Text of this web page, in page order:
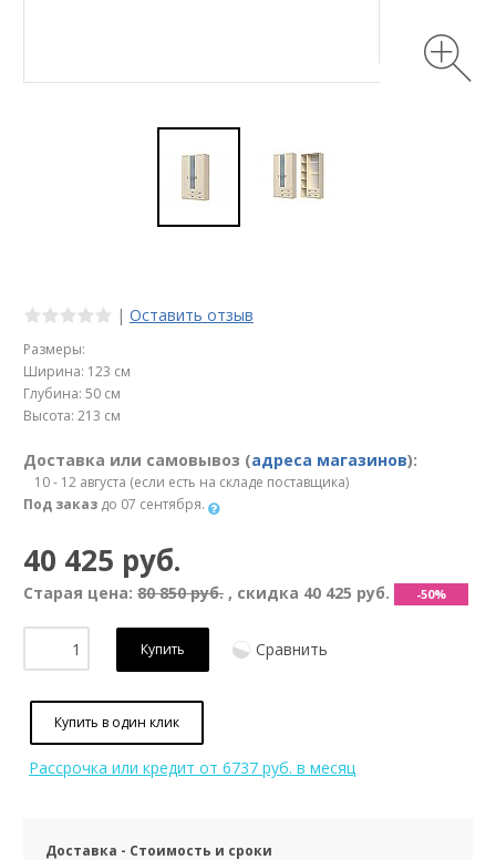
| Оставить отзыв
Размеры:
Ширина: 123 см
Глубина: 50 см
Высота: 213 см
Доставка или самовывоз (адреса магазинов):
10 - 12 августа (если есть на складе поставщика)
Под заказ до 07 сентября.
40 425 руб.
Старая цена: 80 850 руб. , скидка 40 425 руб. -50%
Купить Сравнить
Купить в один клик
Рассрочка или кредит от 6737 руб. в месяц
Доставка - Стоимость и сроки